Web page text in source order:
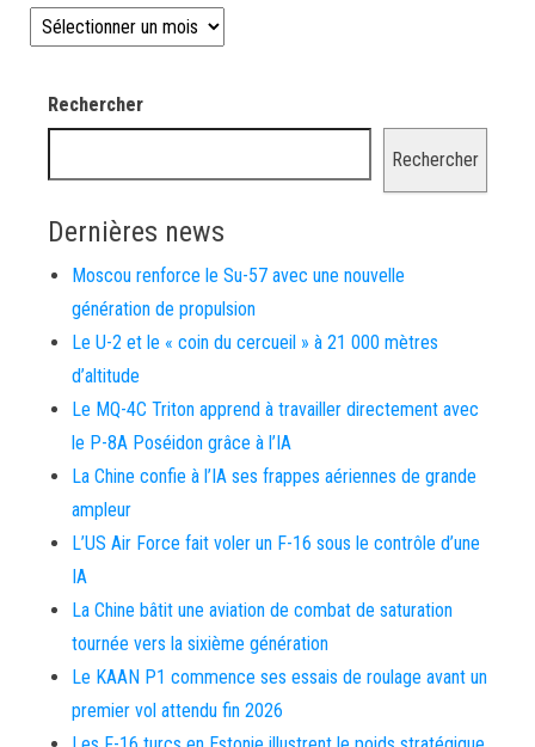
Les news depuis 2008
Rechercher
Rechercher
Dernières news
Moscou renforce le Su-57 avec une nouvelle
génération de propulsion
Le U-2 et le « coin du cercueil » à 21 000 mètres
d’altitude
Le MQ-4C Triton apprend à travailler directement avec
le P-8A Poséidon grâce à l’IA
La Chine confie à l’IA ses frappes aériennes de grande
ampleur
L’US Air Force fait voler un F-16 sous le contrôle d’une
IA
La Chine bâtit une aviation de combat de saturation
tournée vers la sixième génération
Le KAAN P1 commence ses essais de roulage avant un
premier vol attendu fin 2026